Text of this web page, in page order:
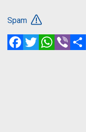
Spam
FacebookTwitterWhatsApp
Viber